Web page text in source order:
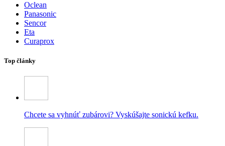
Oclean
Panasonic
Sencor
Eta
Curaprox
Top články
Chcete sa vyhnúť zubárovi? Vyskúšajte sonickú kefku.